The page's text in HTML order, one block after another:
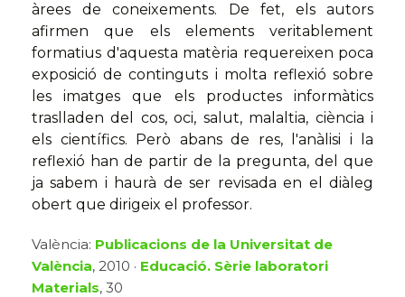
àrees de coneixements. De fet, els autors
afirmen que els elements veritablement
formatius d'aquesta matèria requereixen poca
exposició de continguts i molta reflexió sobre
les imatges que els productes informàtics
traslladen del cos, oci, salut, malaltia, ciència i
els científics. Però abans de res, l'anàlisi i la
reflexió han de partir de la pregunta, del que
ja sabem i haurà de ser revisada en el diàleg
obert que dirigeix el professor.
València: Publicacions de la Universitat de
València, 2010 · Educació. Sèrie laboratori
Materials, 30